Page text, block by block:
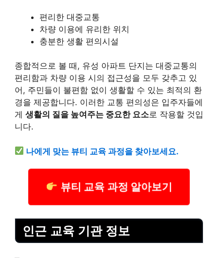
편리한 대중교통
차량 이용에 유리한 위치
충분한 생활 편의시설
종합적으로 볼 때, 유성 아파트 단지는 대중교통의
편리함과 차량 이용 시의 접근성을 모두 갖추고 있
어, 주민들이 불편함 없이 생활할 수 있는 최적의 환
경을 제공합니다. 이러한 교통 편의성은 입주자들에
게 생활의 질을 높여주는 중요한 요소로 작용할 것입
니다.
나에게 맞는 뷰티 교육 과정을 찾아보세요.
뷰티 교육 과정 알아보기
인근 교육 기관 정보